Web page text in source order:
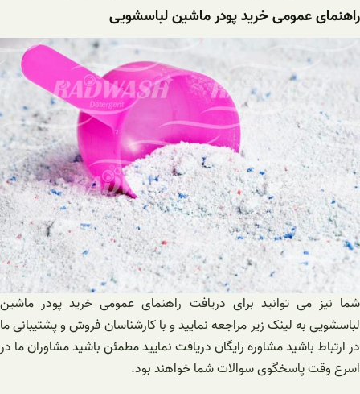
راهنمای عمومی خرید پودر ماشین لباسشویی
شما نیز می توانید برای دریافت راهنمای عمومی خرید پودر ماشین
لباسشویی به لینک زیر مراجعه نمایید و با کارشناسان فروش و پشتیبانی ما
در ارتباط باشید مشاوره رایگان دریافت نمایید مطمئن باشید مشاوران ما در
اسرع وقت پاسخگوی سوالات شما خواهند بود.